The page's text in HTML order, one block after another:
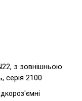
з зовнішньою
серія 2100